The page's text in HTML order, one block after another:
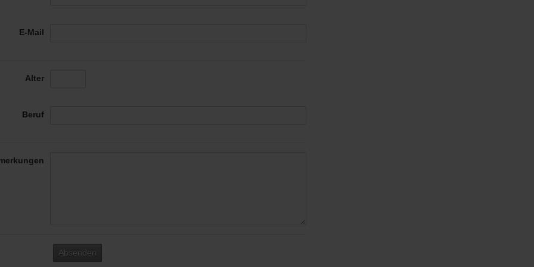
E-Mail
Alter
Beruf
Absenden